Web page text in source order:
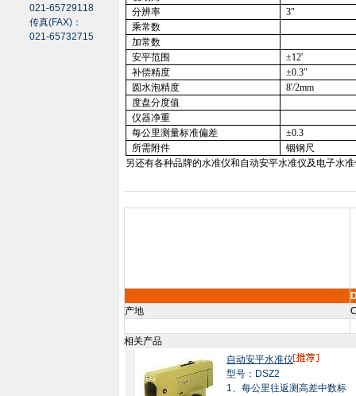
021-65729118
传真(FAX)：
021-65732715
分辨率
3″
乘常数
加常数
安平范围
±12'
补偿精度
±0.3″
圆水泡精度
8'/2mm
度盘分度值
仪器净重
每公里测量标准偏差
±0.3
所需附件
铟钢尺
另还有各种品牌的水准仪和自动安平水准仪及电子水
产地
相关产品
自动安平水准仪
型号：DSZ2
1、每公里往返测高差中数标